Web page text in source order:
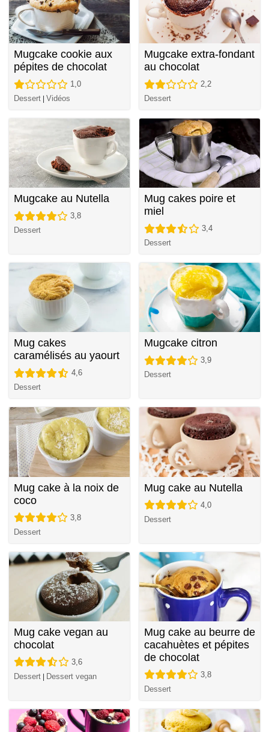
Mugcake cookie aux
pépites de chocolat
1,0
Dessert Vidéos
Mugcake extra-fondant
au chocolat
2,2
Dessert
Mugcake au Nutella
3,8
Dessert
Mug cakes poire et
miel
3,4
Dessert
Mug cakes
caramélisés au yaourt
4,6
Dessert
Mugcake citron
3,9
Dessert
Mug cake à la noix de
coco
3,8
Dessert
Mug cake au Nutella
4,0
Dessert
Mug cake vegan au
chocolat
3,6
Dessert | Dessert vegan
Mug cake au beurre de
cacahuètes et pépites
de chocolat
3,8
Dessert